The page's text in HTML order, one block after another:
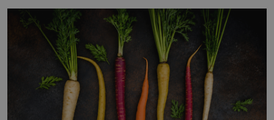
Je to opravdu tak, s věkem jako kdyby se paměť
rozhodla stávkovat. Cvičte